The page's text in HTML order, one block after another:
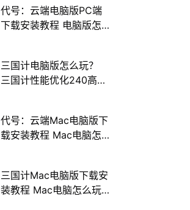
代号：云端电脑版PC端
下载安装教程 电脑版怎
三国计电脑版怎么玩？
三国计性能优化240高帧
代号：云端Mac电脑版下
载安装教程 Mac电脑怎
三国计Mac电脑版下载安
装教程 Mac电脑怎么玩